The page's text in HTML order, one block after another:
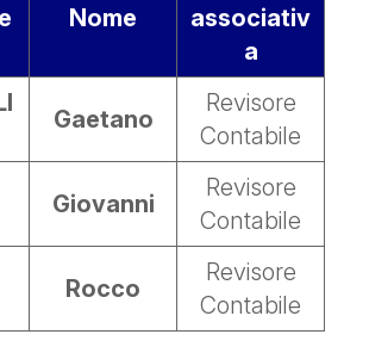
Nome
associativ
a
Gaetano
Revisore
Contabile
Giovanni
Revisore
Contabile
Rocco
Revisore
Contabile